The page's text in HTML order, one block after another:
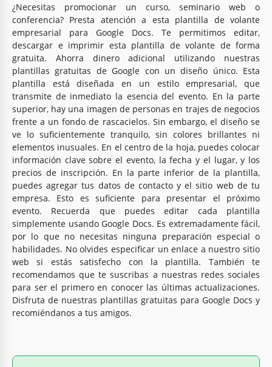
¿Necesitas promocionar un curso, seminario web o
conferencia? Presta atención a esta plantilla de volante
empresarial para Google Docs. Te permitimos editar,
descargar e imprimir esta plantilla de volante de forma
gratuita. Ahorra dinero adicional utilizando nuestras
plantillas gratuitas de Google con un diseño único. Esta
plantilla está diseñada en un estilo empresarial, que
transmite de inmediato la esencia del evento. En la parte
superior, hay una imagen de personas en trajes de negocios
frente a un fondo de rascacielos. Sin embargo, el diseño se
ve lo suficientemente tranquilo, sin colores brillantes ni
elementos inusuales. En el centro de la hoja, puedes colocar
información clave sobre el evento, la fecha y el lugar, y los
precios de inscripción. En la parte inferior de la plantilla,
puedes agregar tus datos de contacto y el sitio web de tu
empresa. Esto es suficiente para presentar el próximo
evento. Recuerda que puedes editar cada plantilla
simplemente usando Google Docs. Es extremadamente fácil,
por lo que no necesitas ninguna preparación especial o
habilidades. No olvides especificar un enlace a nuestro sitio
web si estás satisfecho con la plantilla. También te
recomendamos que te suscribas a nuestras redes sociales
para ser el primero en conocer las últimas actualizaciones.
Disfruta de nuestras plantillas gratuitas para Google Docs y
recomiéndanos a tus amigos.